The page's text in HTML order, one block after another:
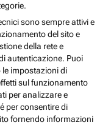
sono sempre attivi e
del sito e
della rete e
autenticazione. Puoi
impostazioni di
sul funzionamento
per analizzare e
per consentire di
fornendo informazioni